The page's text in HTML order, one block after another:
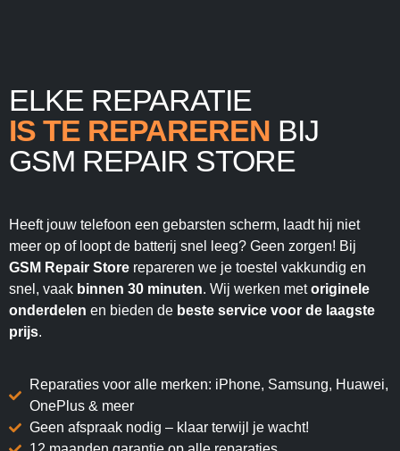
ELKE REPARATIE
IS TE REPAREREN BIJ
GSM REPAIR STORE
Heeft jouw telefoon een gebarsten scherm, laadt hij niet
meer op of loopt de batterij snel leeg? Geen zorgen! Bij
GSM Repair Store repareren we je toestel vakkundig en
snel, vaak binnen 30 minuten. Wij werken metoriginele
onderdelen en bieden de beste service voor de laagste
prijs.
Reparaties voor alle merken: iPhone, Samsung, Huawei,
OnePlus & meer
Geen afspraak nodig – klaar terwijl je wacht!